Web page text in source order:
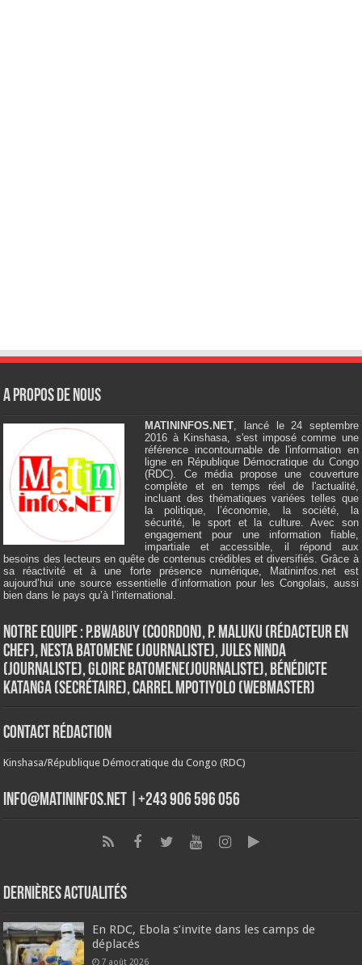
A Propos de Nous
MATININFOS.NET , lancé le 24 septembre
2016 à Kinshasa, s'est imposé comme une
référence incontournable de l'information en
ligne en République Démocratique du Congo
(RDC). Ce média propose une couverture
complète et en temps réel de l'actualité,
incluant des thématiques variées telles que
la politique, l’économie, la société, la
sécurité, le sport et la culture. Avec son
engagement pour une information fiable,
impartiale et accessible, il répond aux
besoins des lecteurs en quête de contenus crédibles et diversifiés. Grâce à
sa réactivité et à une forte présence numérique, Matininfos.net est
aujourd’hui une source essentielle d’information pour les Congolais, aussi
bien dans le pays qu’à l’international.
Notre Equipe : P.Bwabuy (Coordon), P. Maluku (Rédacteur en
Chef), Nesta Batomene (Journaliste), Jules Ninda
(Journaliste), Gloire Batomene(Journaliste), Bénédicte
Katanga (Secrétaire), Carrel Mpotiyolo (Webmaster)
Contact Rédaction
Kinshasa/République Démocratique du Congo (RDC)
info@matininfos.net |+243 906 596 056
Dernières Actualités
En RDC, Ebola s’invite dans les camps de
déplacés
7 août 2026